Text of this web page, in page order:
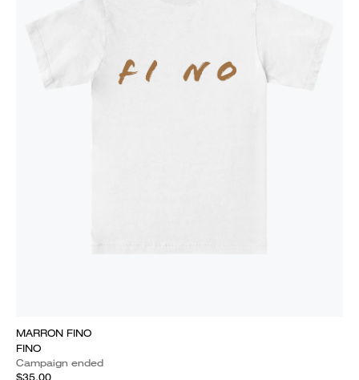
MARRON FINO
FINO
Campaign ended
$35.00